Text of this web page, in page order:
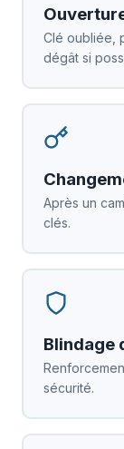
Clé oubliée,
dégât si
Après un
clés.
Blindage
sécurité.